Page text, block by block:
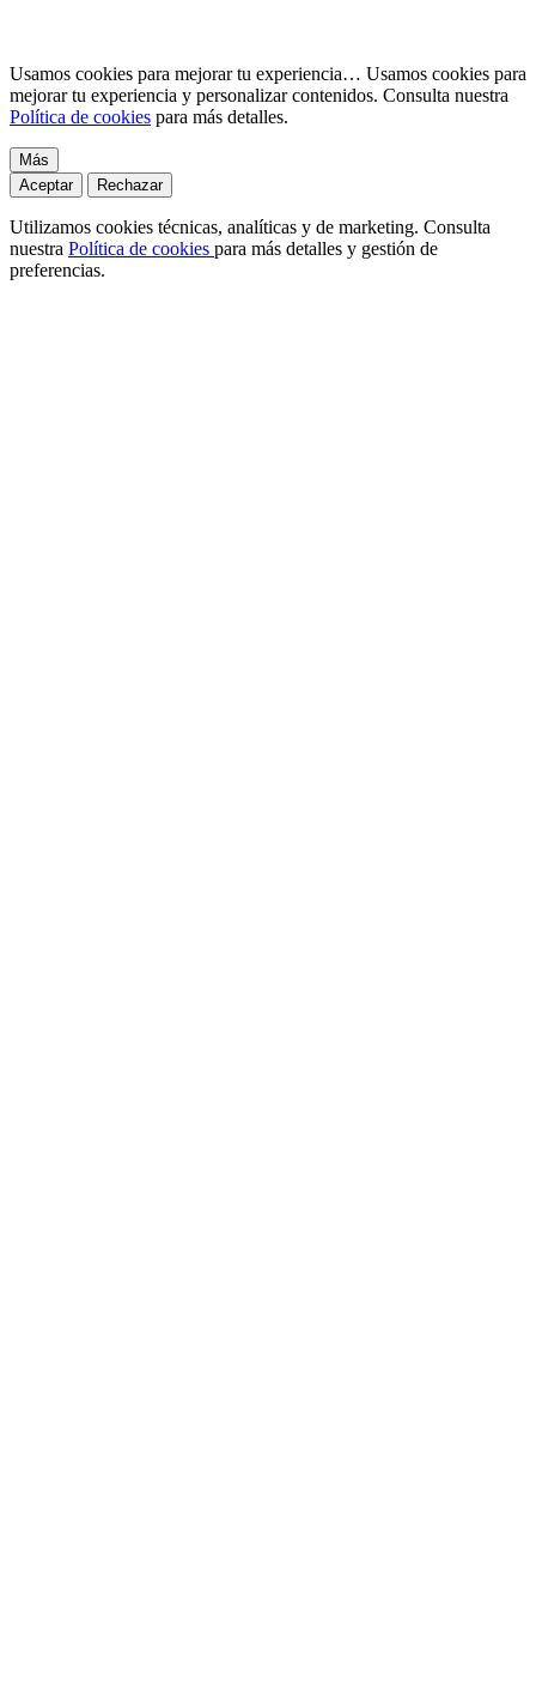
Usamos cookies para mejorar tu experiencia… Usamos cookies para
mejorar tu experiencia y personalizar contenidos. Consulta nuestra
Política de cookies para más detalles.
Más
Aceptar
Rechazar
Utilizamos cookies técnicas, analíticas y de marketing. Consulta
nuestra Política de cookies para más detalles y gestión de
preferencias.